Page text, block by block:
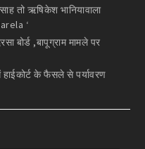
तो ऋषिकेश भानियावाला
‘
बोर्ड ,बापूग्राम मामले पर
के फैसले से पर्यावरण